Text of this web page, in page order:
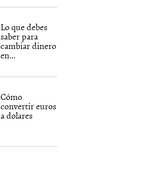
Lo que debes
saber para
cambiar dinero
en...
Cómo
convertir euros
a dolares